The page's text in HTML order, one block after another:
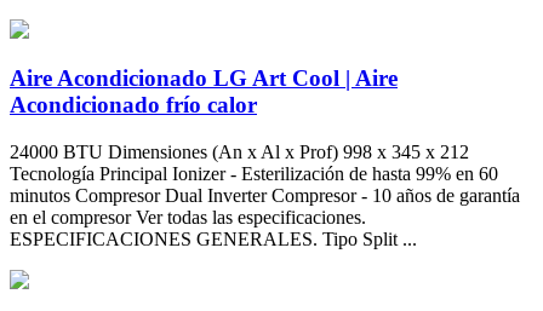
Aire Acondicionado LG Art Cool | Aire
Acondicionado frío calor
24000 BTU Dimensiones (An x Al x Prof) 998 x 345 x 212
Tecnología Principal Ionizer - Esterilización de hasta 99% en 60
minutos Compresor Dual Inverter Compresor - 10 años de garantía
en el compresor Ver todas las especificaciones.
ESPECIFICACIONES GENERALES. Tipo Split ...